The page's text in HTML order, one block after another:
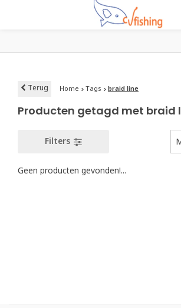
Terug Home Tags braid line
Producten getagd met braid
Filters
Geen producten gevonden!...